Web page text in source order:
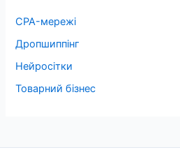
CPA-мережі
Дропшиппінг
Нейросітки
Товарний бізнес